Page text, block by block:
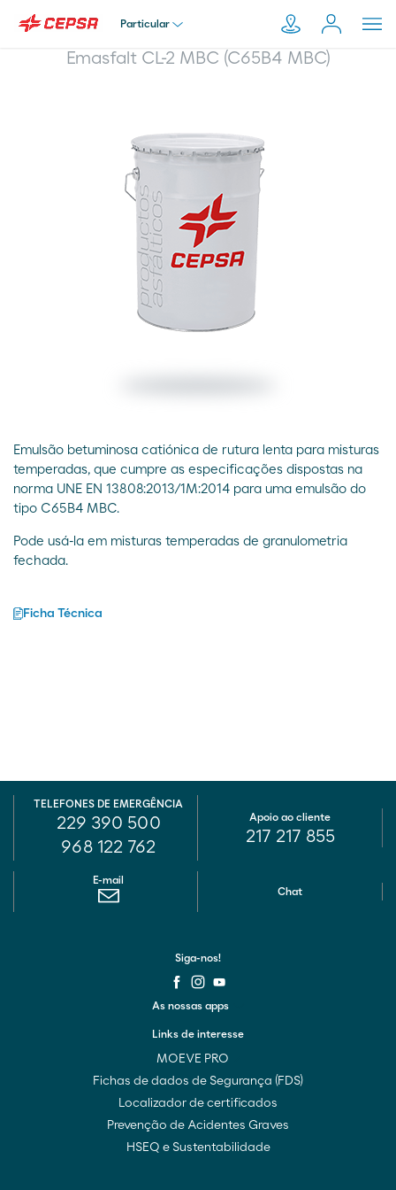
Particular
Empresa
Distribuidor
Transportador
Emasfalt CL-2 MBC (C65B4 MBC)
Emulsão betuminosa catiónica de rutura lenta para misturas
temperadas, que cumpre as especificações dispostas na
norma UNE EN 13808:2013/1M:2014 para uma emulsão do
tipo C65B4 MBC.
Pode usá-la em misturas temperadas de granulometria
fechada.
Ficha Técnica
TELEFONES DE EMERGÊNCIA
229 390 500
968 122 762
E-mail
Chat
Apoio ao cliente
217 217 855
Links de interesse
MOEVE PRO
Fichas de dados de Segurança (FDS)
Localizador de certificados
Prevenção de Acidentes Graves
HSEQ e Sustentabilidade
As nossas apps
Siga-nos!